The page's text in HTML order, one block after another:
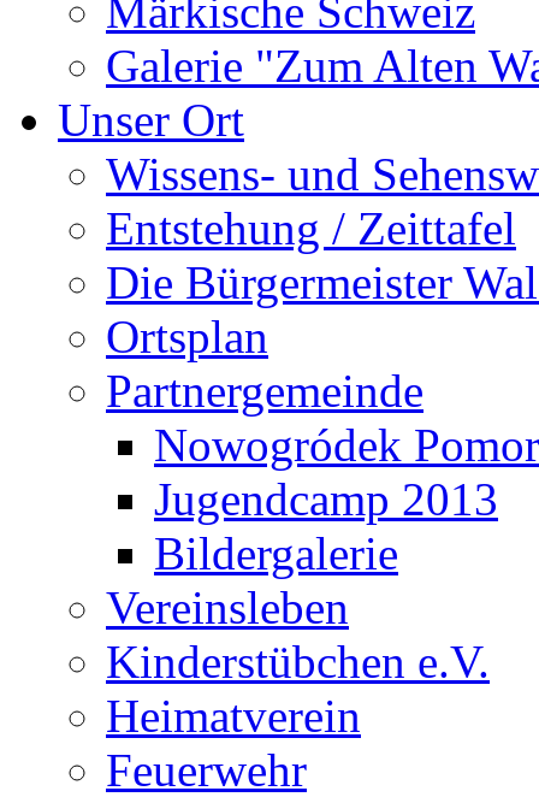
Märkische Schweiz
Galerie "Zum Alten
Unser Ort
Wissens- und
Entstehung / Zeittafel
Die Bürgermeister
Ortsplan
Partnergemeinde
Nowogródek
Jugendcamp 2013
Bildergalerie
Vereinsleben
Kinderstübchen e.V.
Heimatverein
Feuerwehr